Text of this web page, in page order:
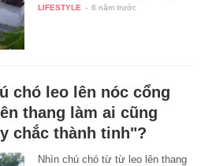
LIFESTYLE - 6 năm trước
chó leo lên nóc cổng
thang làm ai cũng
chắc thành tinh"?
Nhìn chú chó từ từ leo lên thang